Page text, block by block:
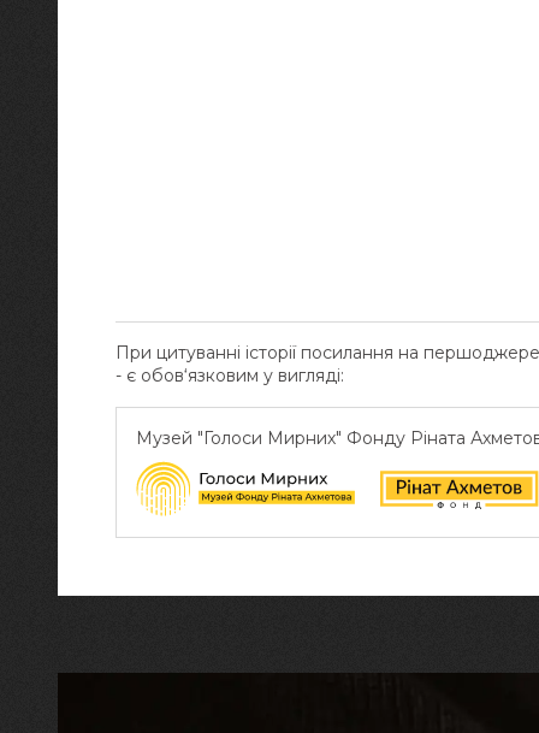
При цитуванні історії посилання на
- є обов‘язковим у вигляді:
Музей "Голоси Мирних" Фонду Ріната